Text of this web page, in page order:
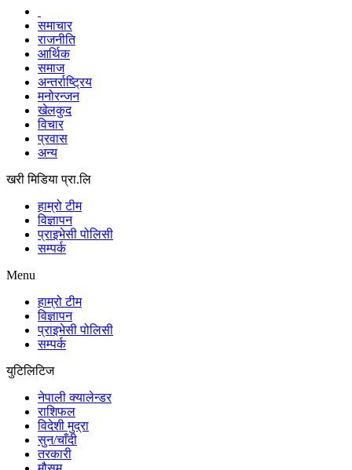
समाचार
राजनीति
आर्थिक
समाज
अन्तर्राष्ट्रिय
मनोरन्जन
खेलकुद
विचार
प्रवास
अन्य
खरी मिडिया प्रा.लि
हाम्रो टीम
विज्ञापन
प्राइभेसी पोलिसी
सम्पर्क
Menu
हाम्रो टीम
विज्ञापन
प्राइभेसी पोलिसी
सम्पर्क
युटिलिटिज
नेपाली क्यालेन्डर
राशिफल
विदेशी मुद्रा
सुन/चाँदी
तरकारी